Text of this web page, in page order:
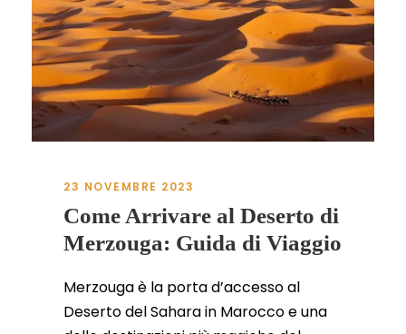
23 NOVEMBRE 2023
Come Arrivare al Deserto di
Merzouga: Guida di Viaggio
Merzouga è la porta d’accesso al
Deserto del Sahara in Marocco e una